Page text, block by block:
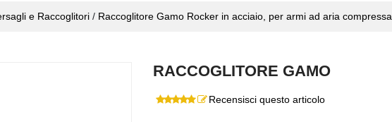
e Raccoglitori / Raccoglitore Gamo Rocker in acciaio, per armi ad aria compressa.
RACCOGLITORE GAMO
Recensisci questo articolo